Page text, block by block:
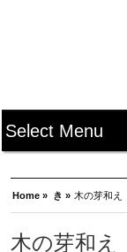
Home » き » 木の芽和え
木の芽和え